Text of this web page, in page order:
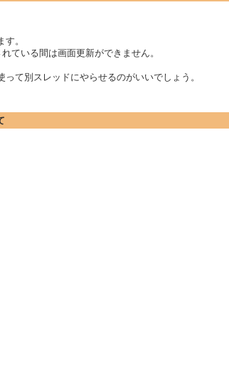
。
ている間は画面更新ができません。
って別スレッドにやらせるのがいいでしょう。